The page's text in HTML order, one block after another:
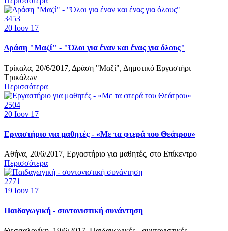
3453
20 Ιουν 17
Δράση "Μαζί" - "Όλοι για έναν και ένας για όλους"
Τρίκαλα, 20/6/2017, Δράση "Μαζί", Δημοτικό Εργαστήρι
Τρικάλων
Περισσότερα
2504
20 Ιουν 17
Εργαστήριο για μαθητές - «Με τα φτερά του Θεάτρου»
Αθήνα, 20/6/2017, Εργαστήριο για μαθητές, στο Επίκεντρο
Περισσότερα
2771
19 Ιουν 17
Παιδαγωγική - συντονιστική συνάντηση